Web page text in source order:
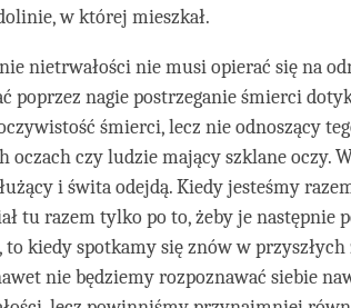
w której mieszkał.
nietrwałości nie musi opierać się na
poprzez nagie postrzeganie śmierci
śmierci, lecz nie odnoszący
oczach czy ludzie mający szklane oczy.
i świta odejdą. Kiedy jesteśmy
tu razem tylko po to, żeby je następnie
to kiedy spotkamy się znów w
nie będziemy rozpoznawać siebie